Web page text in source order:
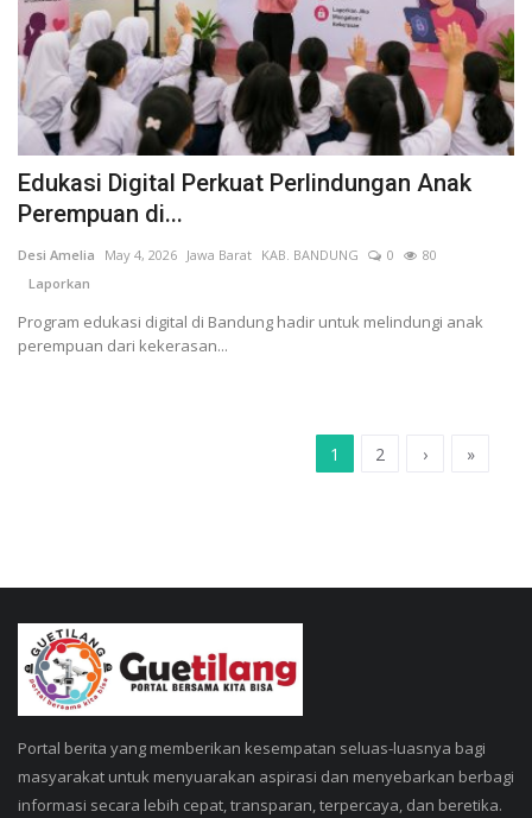
Edukasi Digital Perkuat Perlindungan Anak
Perempuan di...
Desi Amelia May 4, 2026 Jawa Barat KAB. BANDUNG 0
80
Laporkan
Program edukasi digital di Bandung hadir untuk melindungi anak
perempuan dari kekerasan...
1 2 › »
Portal berita yang memberikan kesempatan seluas-luasnya bagi
masyarakat untuk menyuarakan aspirasi dan menyebarkan berbagi
informasi secara lebih cepat, transparan, terpercaya, dan beretika.